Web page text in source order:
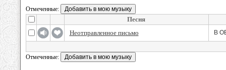
Отмеченные:
Песня
Неотправленное письмо
В
Отмеченные: